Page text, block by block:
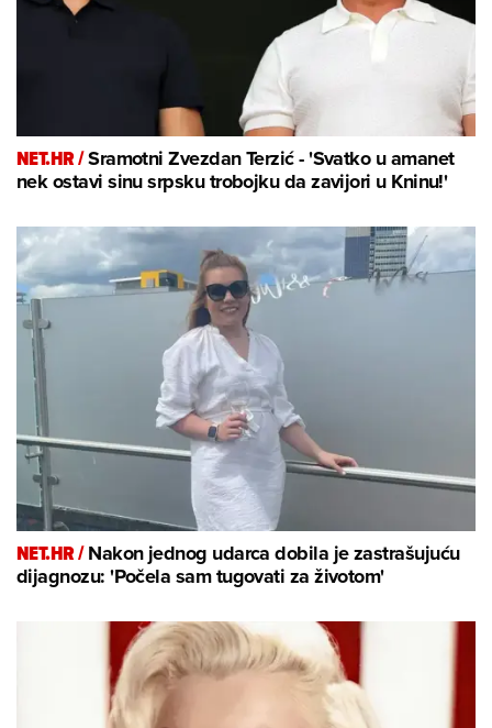
NET.HR /Sramotni Zvezdan Terzić - 'Svatko u amanet
nek ostavi sinu srpsku trobojku da zavijori u Kninu!'
NET.HR /Nakon jednog udarca dobila je zastrašujuću
dijagnozu: 'Počela sam tugovati za životom'